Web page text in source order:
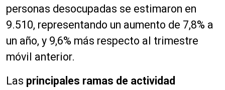
personas desocupadas se estimaron en
9.510, representando un aumento de 7,8% a
un año, y 9,6% más respecto al trimestre
móvil anterior.
Las principales ramas de actividad